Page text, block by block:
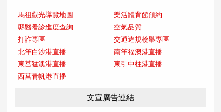
馬祖觀光導覽地圖
樂活體育館預約
縣醫看診進度查詢
空氣品質
打詐專區
交通違規檢舉專區
北竿白沙港直播
南竿福澳港直播
東莒猛澳港直播
東引中柱港直播
西莒青帆港直播
文宣廣告連結